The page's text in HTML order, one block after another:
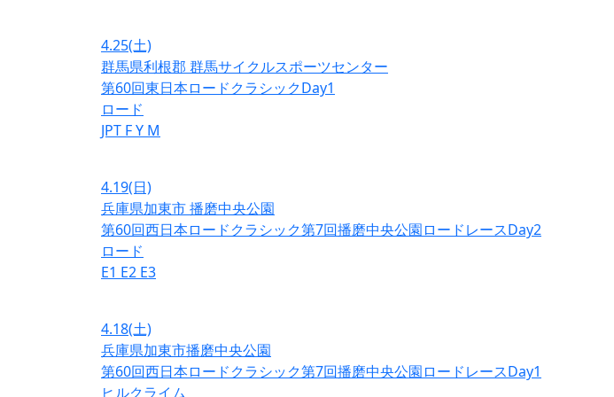
4.25(土)
群馬県利根郡 群馬サイクルスポーツセンター
第60回東日本ロードクラシックDay1
ロード
JPT FY M
4.19(日)
兵庫県加東市 播磨中央公園
第60回西日本ロードクラシック第7回播磨中央公園ロードレースDay2
ロード
E1 E2 E3
4.18(土)
兵庫県加東市播磨中央公園
第60回西日本ロードクラシック第7回播磨中央公園ロードレースDay1
ヒルクライム